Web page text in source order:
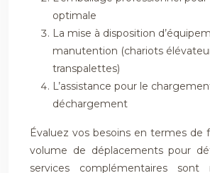
optimale
La mise à disposition
manutention (chariots
transpalettes)
L’assistance pour le
déchargement
Évaluez vos besoins en termes de
volume de déplacements pour
services complémentaires sont